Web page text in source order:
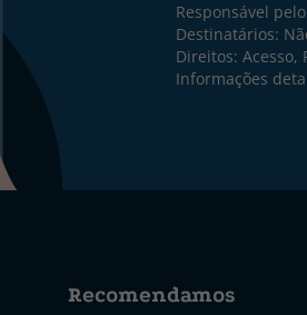
Responsável
Destinatários:
Direitos: Acesso,
Informações
Recomendamos